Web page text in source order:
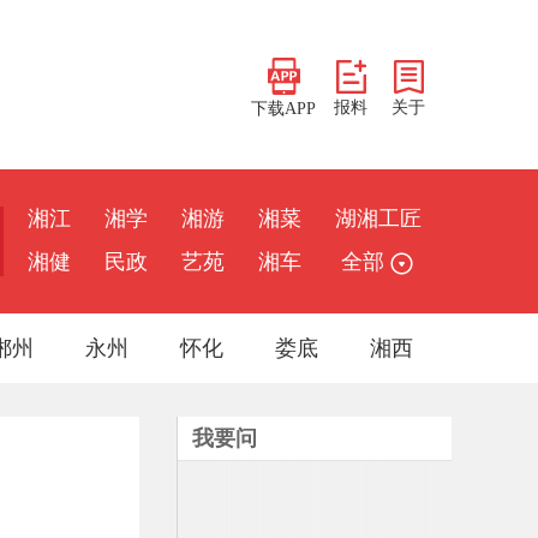
下载APP 报料 关于
湘江 湘学 湘游 湘菜
湖湘工匠
湘健
民政 艺苑 湘车 全部
州 永州 怀化 娄底 湘西
我要问